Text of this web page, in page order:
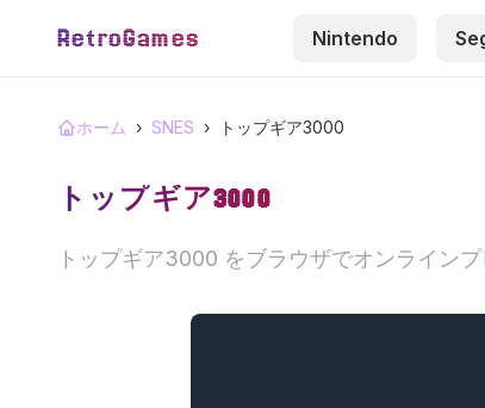
RetroGames Nintendo
ホーム › SNES › トップギア3000
トップギア3000
トップギア3000 をブラウザでオンラインプ